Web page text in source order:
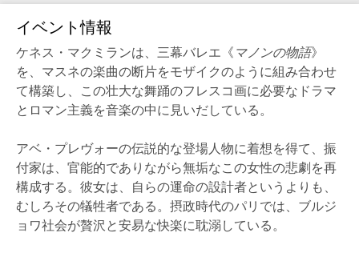
イベント情報
ケネス・マクミランは、三幕バレエ《 マノンの物語》
を、マスネの楽曲の断片をモザイクのように組み合わせ
て構築し、この壮大な舞踊のフレスコ画に必要なドラマ
とロマン主義を音楽の中に見いだしている。
アベ・プレヴォーの伝説的な登場人物に着想を得て、振
付家は、官能的でありながら無垢なこの女性の悲劇を再
構成する。彼女は、自らの運命の設計者というよりも、
むしろその犠牲者である。摂政時代のパリでは、ブルジ
ョワ社会が贅沢と安易な快楽に耽溺している。